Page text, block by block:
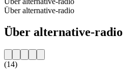
Über alternative-radio
Über alternative-radio
(14)